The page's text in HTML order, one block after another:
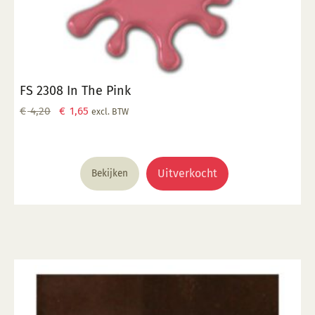
FS 2308 In The Pink
€4,20
Oorspronkelijke
€ 4,20.
€ 1,65 Huidige
€ 1,65.
excl. BTW
Bekijken Uitverkocht